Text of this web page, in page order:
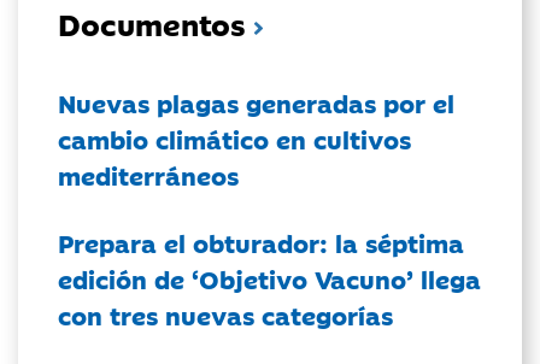
Documentos
Nuevas plagas generadas por el
cambio climático en cultivos
mediterráneos
Prepara el obturador: la séptima
edición de ‘Objetivo Vacuno’ llega
con tres nuevas categorías